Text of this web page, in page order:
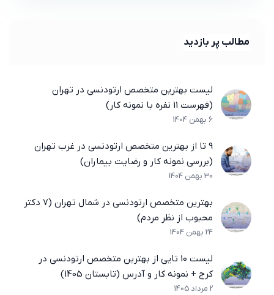
مطالب پر بازدید
لیست بهترین متخصص ارتودنسی در تهران
(فهرست 11 نفره با نمونه کار)
6 بهمن 1404
9 تا از بهترین متخصص ارتودنسی در غرب تهران
(بررسی نمونه کار و رضایت بیماران)
30 بهمن 1404
بهترین متخصص ارتودنسی در شمال تهران (7 دکتر
محبوب از نظر مردم)
24 بهمن 1404
لیست 10 تایی از بهترین متخصص ارتودنسی در
کرج + نمونه کار و آدرس (تابستان 1405)
2 مرداد 1405